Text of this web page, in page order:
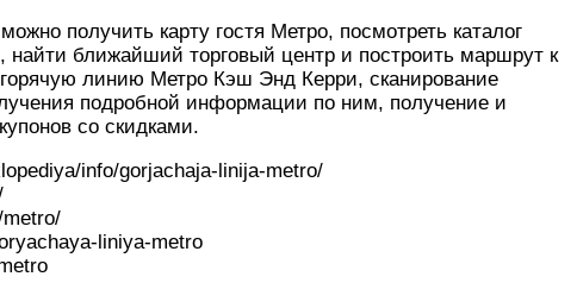
получить карту гостя Метро, посмотреть каталог
найти ближайший торговый центр и построить маршрут к
линию Метро Кэш Энд Керри, сканирование
подробной информации по ним, получение и
со скидками.
info/gorjachaja-linija-metro/
liniya-metro